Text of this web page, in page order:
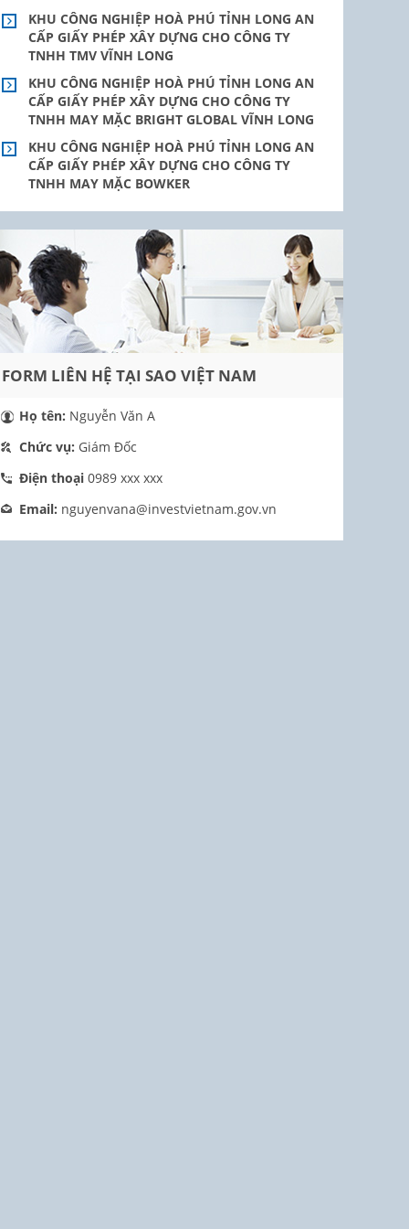
KHU CÔNG NGHIỆP HOÀ PHÚ TỈNH LONG AN
CẤP GIẤY PHÉP XÂY DỰNG CHO CÔNG TY
TNHH TMV VĨNH LONG
KHU CÔNG NGHIỆP HOÀ PHÚ TỈNH LONG AN
CẤP GIẤY PHÉP XÂY DỰNG CHO CÔNG TY
TNHH MAY MẶC BRIGHT GLOBAL VĨNH LONG
KHU CÔNG NGHIỆP HOÀ PHÚ TỈNH LONG AN
CẤP GIẤY PHÉP XÂY DỰNG CHO CÔNG TY
TNHH MAY MẶC BOWKER
FORM LIÊN HỆ TẠI SAO VIỆT NAM
Họ tên: Nguyễn Văn A
Chức vụ: Giám Đốc
Điện thoại 0989 xxx xxx
Email: nguyenvana@investvietnam.gov.vn